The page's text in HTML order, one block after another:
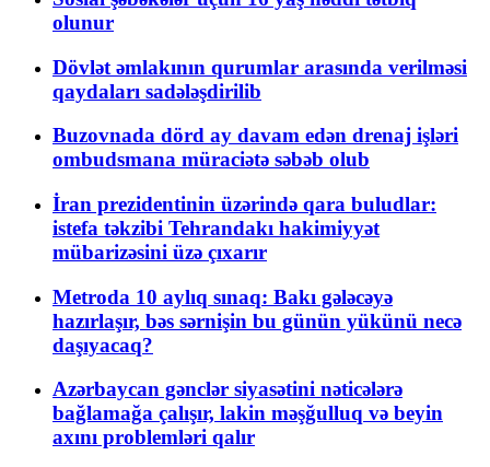
olunur
Dövlət əmlakının qurumlar arasında verilməsi
qaydaları sadələşdirilib
Buzovnada dörd ay davam edən drenaj işləri
ombudsmana müraciətə səbəb olub
İran prezidentinin üzərində qara buludlar:
istefa təkzibi Tehrandakı hakimiyyət
mübarizəsini üzə çıxarır
Metroda 10 aylıq sınaq: Bakı gələcəyə
hazırlaşır, bəs sərnişin bu günün yükünü necə
daşıyacaq?
Azərbaycan gənclər siyasətini nəticələrə
bağlamağa çalışır, lakin məşğulluq və beyin
axını problemləri qalır